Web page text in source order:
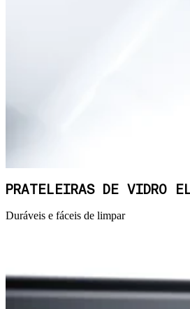
PRATELEIRAS DE VIDRO
Duráveis e fáceis de limpar